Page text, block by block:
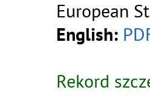
European
English:
Rekord